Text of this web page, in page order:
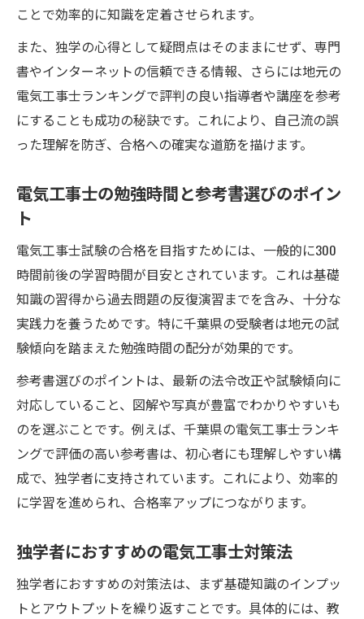
ことで効率的に知識を定着させられます。
また、独学の心得として疑問点はそのままにせず、専門
書やインターネットの信頼できる情報、さらには地元の
電気工事士ランキングで評判の良い指導者や講座を参考
にすることも成功の秘訣です。これにより、自己流の誤
った理解を防ぎ、合格への確実な道筋を描けます。
電気工事士の勉強時間と参考書選びのポイン
ト
電気工事士試験の合格を目指すためには、一般的に300
時間前後の学習時間が目安とされています。これは基礎
知識の習得から過去問題の反復演習までを含み、十分な
実践力を養うためです。特に千葉県の受験者は地元の試
験傾向を踏まえた勉強時間の配分が効果的です。
参考書選びのポイントは、最新の法令改正や試験傾向に
対応していること、図解や写真が豊富でわかりやすいも
のを選ぶことです。例えば、千葉県の電気工事士ランキ
ングで評価の高い参考書は、初心者にも理解しやすい構
成で、独学者に支持されています。これにより、効率的
に学習を進められ、合格率アップにつながります。
独学者におすすめの電気工事士対策法
独学者におすすめの対策法は、まず基礎知識のインプッ
トとアウトプットを繰り返すことです。具体的には、教